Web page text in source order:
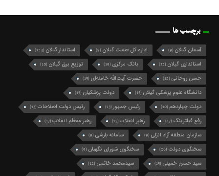
برچسب ها
آسمان گیلان (9) اداره کل صمت گیلان (9) استاندار گیلان (124)
استانداری گیلان (32) بانک مرکزی (19) توزیع برق گیلان (10)
حسن روحانی (12) حضرت آیت‌الله خامنه‌ای (15)
دانشگاه علوم پزشکی گیلان (15) دولت پزشکیان (15)
دولت چهاردهم (10) رئیس جمهور(13) رئیس دولت اصلاحات(13)
رفع فیلترینگ (17) رهبر انقلاب(15) رهبر معظم انقلاب(17)
سازمان منطقه آزاد انزلی (9) سامانه بارشی (9)
سخنگوی دولت (26) سخنگوی شورای نگهبان (9)
سید حسن خمینی (15) سیدمحمد خاتمی (12)